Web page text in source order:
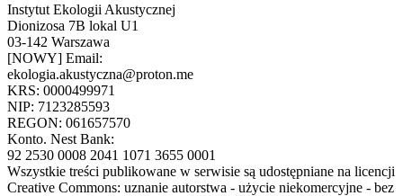
Instytut Ekologii Akustycznej
Dionizosa 7B lokal U1
03-142 Warszawa
[NOWY] Email:
ekologia.akustyczna@proton.me
KRS: 0000499971
NIP: 7123285593
REGON: 061657570
Konto. Nest Bank:
92 2530 0008 2041 1071 3655 0001
Wszystkie treści publikowane w serwisie są udostępniane na licencji
Creative Commons: uznanie autorstwa - użycie niekomercyjne - bez